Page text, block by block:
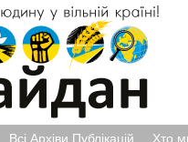
Всі Архіви Публікацій Хто